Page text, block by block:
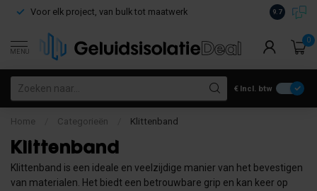
Voor elk project, van bulk tot maatwerk Gratis
9.7
MENU
0
€ Incl. btw
Home Categorieën Klittenband
Klittenband
Klittenband is een ideale en veelzijdige manier van het bevestigen
van materialen. Het biedt een betrouwbare grip en kan keer op